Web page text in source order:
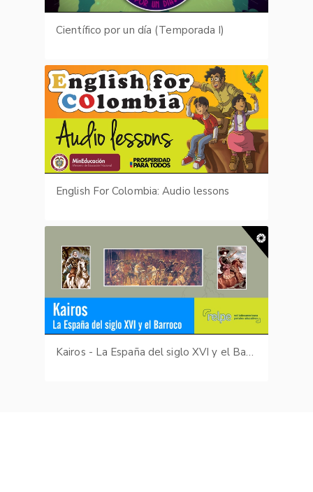
Científico por un día (Temporada I)
English For Colombia: Audio lessons
Kairos - La España del siglo XVI y el Barroco